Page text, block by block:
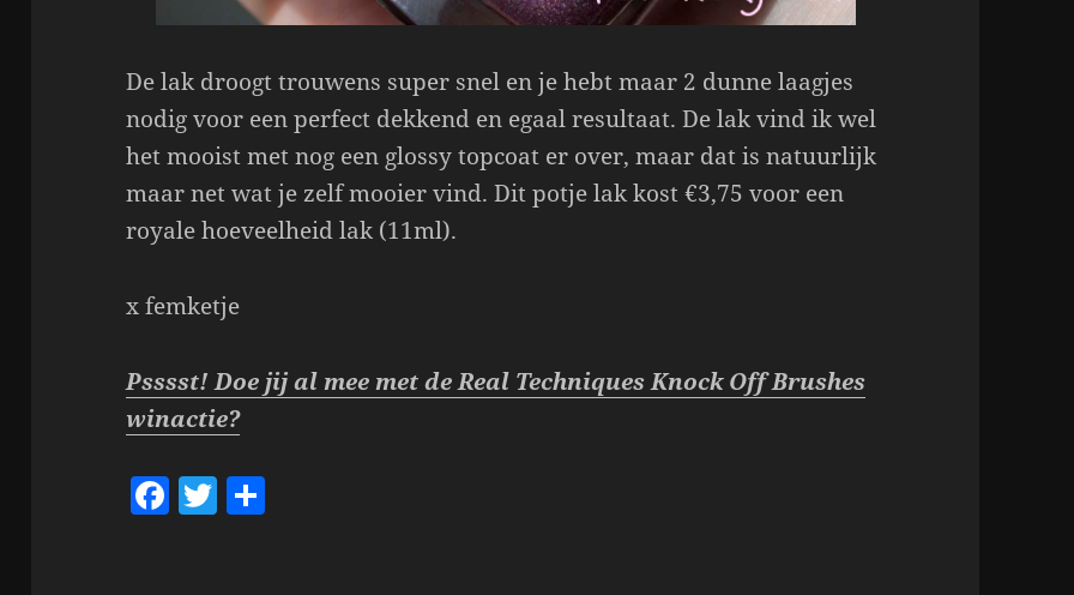
De lak droogt trouwens super snel en je hebt maar 2 dunne laagjes
nodig voor een perfect dekkend en egaal resultaat. De lak vind ik wel
het mooist met nog een glossy topcoat er over, maar dat is natuurlijk
maar net wat je zelf mooier vind. Dit potje lak kost €3,75 voor een
royale hoeveelheid lak (11ml).
x femketje
Psssst! Doe jij al mee met de Real Techniques Knock Off Brushes
winactie?
F T